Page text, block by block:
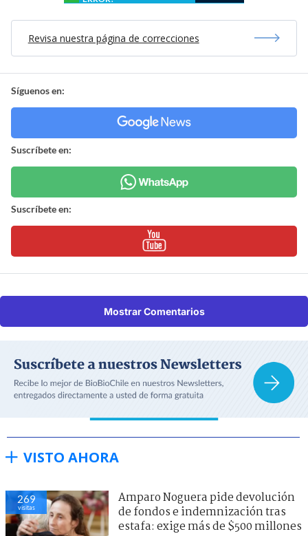
Revisa nuestra página de correcciones
Síguenos en:
Suscríbete en:
Suscríbete en:
Mostrar Comentarios
VISTO AHORA
269
visitas
Amparo Noguera pide devolución
de fondos e indemnización tras
estafa: exige más de $500 millones